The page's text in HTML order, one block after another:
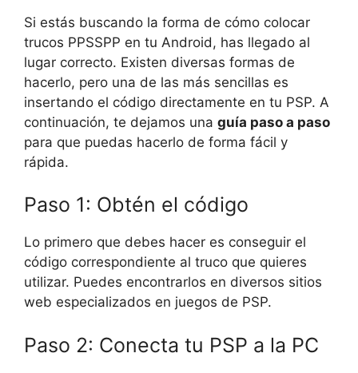
Si estás buscando la forma de cómo colocar
trucos PPSSPP en tu Android, has llegado al
lugar correcto. Existen diversas formas de
hacerlo, pero una de las más sencillas es
insertando el código directamente en tu PSP. A
continuación, te dejamos una guía paso a paso
para que puedas hacerlo de forma fácil y
rápida.
Paso 1: Obtén el código
Lo primero que debes hacer es conseguir el
código correspondiente al truco que quieres
utilizar. Puedes encontrarlos en diversos sitios
web especializados en juegos de PSP.
Paso 2: Conecta tu PSP a la PC